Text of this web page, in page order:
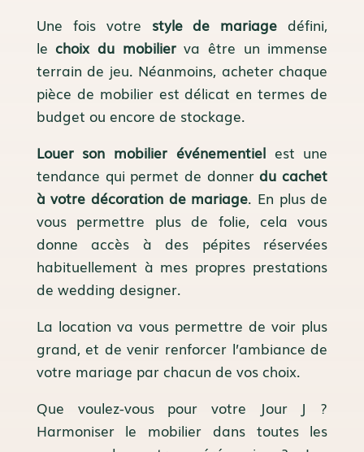
Une fois votre style de mariage défini,
le choix du mobilier va être un immense
terrain de jeu. Néanmoins, acheter chaque
pièce de mobilier est délicat en termes de
budget ou encore de stockage.
Louer son mobilier événementiel est une
tendance qui permet de donner du cachet
à votre décoration de mariage. En plus de
vous permettre plus de folie, cela vous
donne accès à des pépites réservées
habituellement à mes propres prestations
de wedding designer.
La location va vous permettre de voir plus
grand, et de venir renforcer l’ambiance de
votre mariage par chacun de vos choix.
Que voulez-vous pour votre Jour J ?
Harmoniser le mobilier dans toutes les